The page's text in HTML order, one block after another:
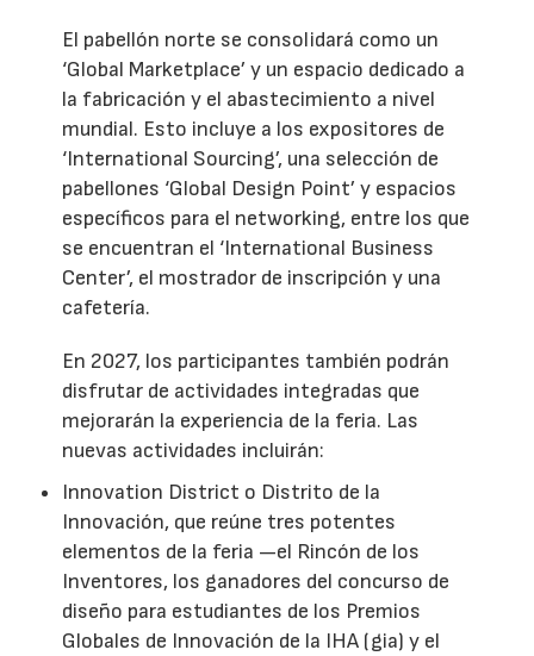
El pabellón norte se consolidará como un
‘Global Marketplace’ y un espacio dedicado a
la fabricación y el abastecimiento a nivel
mundial. Esto incluye a los expositores de
‘International Sourcing’, una selección de
pabellones ‘Global Design Point’ y espacios
específicos para el networking, entre los que
se encuentran el ‘International Business
Center’, el mostrador de inscripción y una
cafetería.
En 2027, los participantes también podrán
disfrutar de actividades integradas que
mejorarán la experiencia de la feria. Las
nuevas actividades incluirán:
Innovation District o Distrito de la
Innovación, que reúne tres potentes
elementos de la feria —el Rincón de los
Inventores, los ganadores del concurso de
diseño para estudiantes de los Premios
Globales de Innovación de la IHA (gia) y el